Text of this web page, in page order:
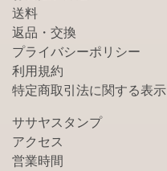
送料
返品・交換
プライバシーポリシー
利用規約
特定商取引法に関する表示
ササヤスタンプ
アクセス
営業時間